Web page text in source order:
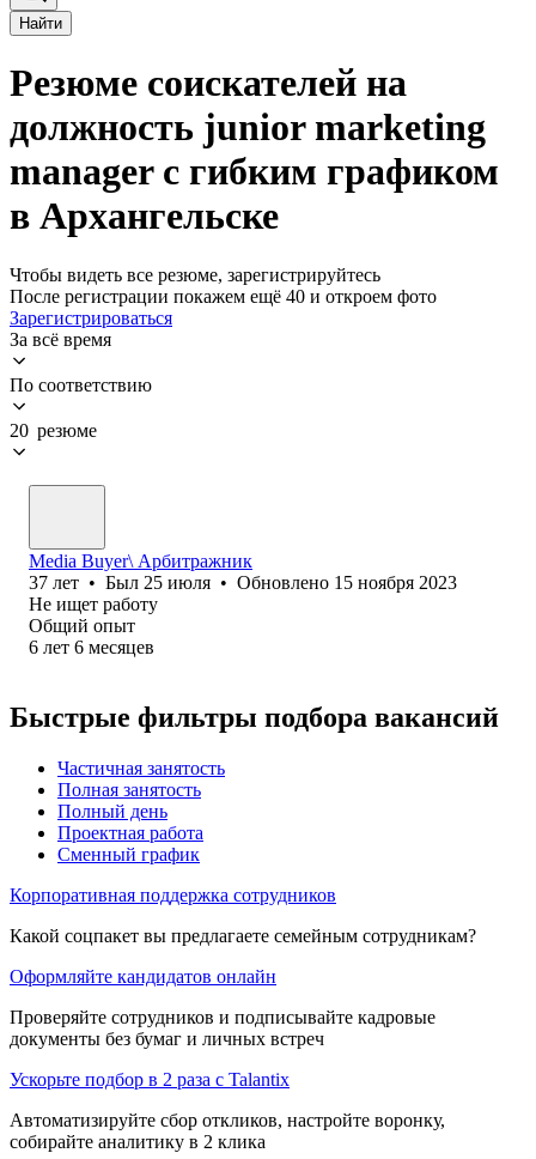
Найти
Резюме соискателей на
должность junior marketing
manager с гибким графиком
в Архангельске
Чтобы видеть все резюме, зарегистрируйтесь
После регистрации покажем ещё 40 и откроем фото
Зарегистрироваться
За всё время
По соответствию
20 резюме
Media Buyer\ Арбитражник
37 лет • Был 25 июля • Обновлено 15 ноября 2023
Не ищет работу
Общий опыт
6 лет 6 месяцев
Быстрые фильтры подбора вакансий
Частичная занятость
Полная занятость
Полный день
Проектная работа
Сменный график
Корпоративная поддержка сотрудников
Какой соцпакет вы предлагаете семейным сотрудникам?
Оформляйте кандидатов онлайн
Проверяйте сотрудников и подписывайте кадровые
документы без бумаг и личных встреч
Ускорьте подбор в 2 раза с Talantix
Автоматизируйте сбор откликов, настройте воронку,
собирайте аналитику в 2 клика